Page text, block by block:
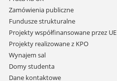
Zamówienia publiczne
Fundusze strukturalne
Projekty współfinansowane przez UE
Projekty realizowane z KPO
Wynajem sal
Domy studenta
Dane kontaktowe